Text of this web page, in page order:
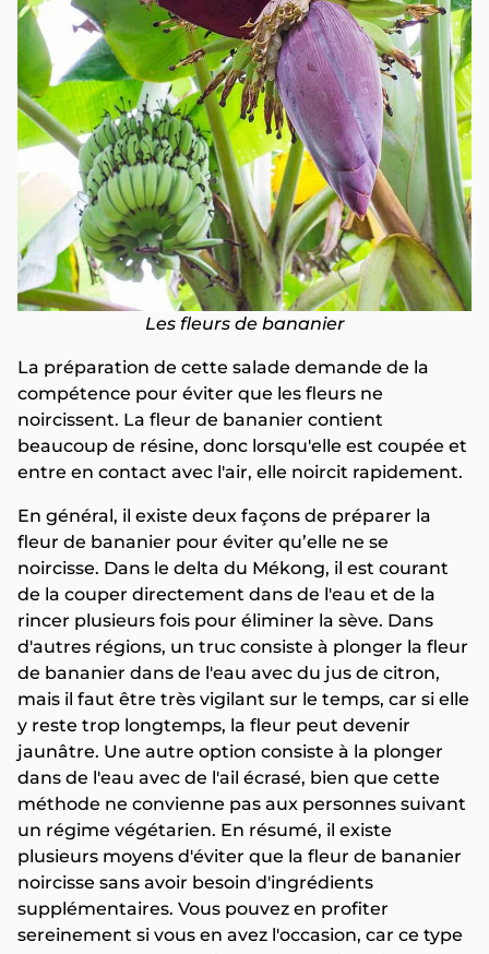
Les fleurs de bananier
La préparation de cette salade demande de la
compétence pour éviter que les fleurs ne
noircissent. La fleur de bananier contient
beaucoup de résine, donc lorsqu'elle est coupée et
entre en contact avec l'air, elle noircit rapidement.
En général, il existe deux façons de préparer la
fleur de bananier pour éviter qu’elle ne se
noircisse. Dans le delta du Mékong, il est courant
de la couper directement dans de l'eau et de la
rincer plusieurs fois pour éliminer la sève. Dans
d'autres régions, un truc consiste à plonger la fleur
de bananier dans de l'eau avec du jus de citron,
mais il faut être très vigilant sur le temps, car si elle
y reste trop longtemps, la fleur peut devenir
jaunâtre. Une autre option consiste à la plonger
dans de l'eau avec de l'ail écrasé, bien que cette
méthode ne convienne pas aux personnes suivant
un régime végétarien. En résumé, il existe
plusieurs moyens d'éviter que la fleur de bananier
noircisse sans avoir besoin d'ingrédients
supplémentaires. Vous pouvez en profiter
sereinement si vous en avez l'occasion, car ce type